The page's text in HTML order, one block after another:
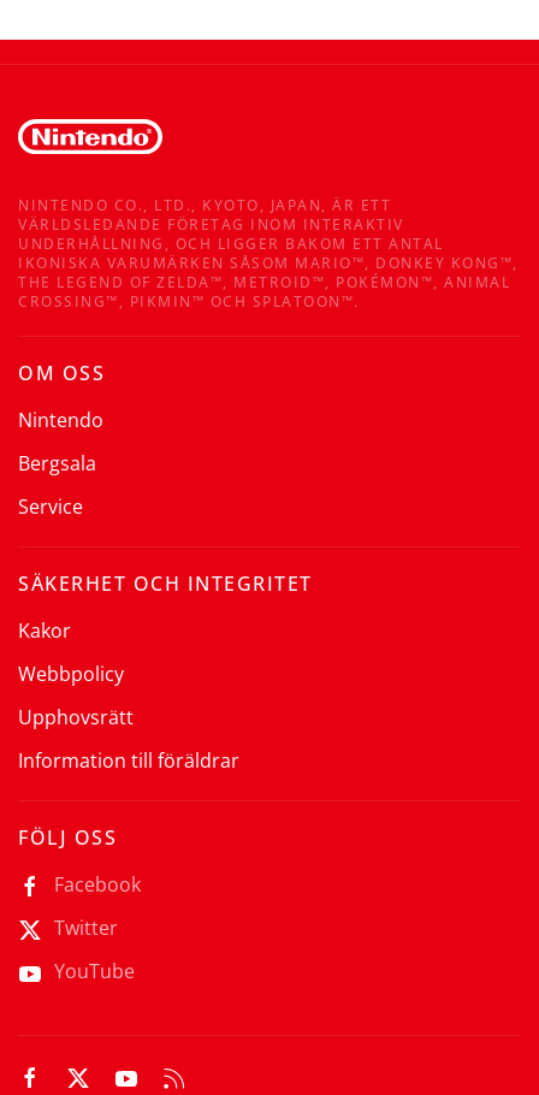
NINTENDO CO., LTD., KYOTO, JAPAN, ÄR ETT
VÄRLDSLEDANDE FÖRETAG INOM INTERAKTIV
UNDERHÅLLNING, OCH LIGGER BAKOM ETT ANTAL
IKONISKA VARUMÄRKEN SÅSOM MARIO™, DONKEY KONG™,
THE LEGEND OF ZELDA™, METROID™, POKÉMON™, ANIMAL
CROSSING™, PIKMIN™ OCH SPLATOON™.
OM OSS
Nintendo
Bergsala
Service
SÄKERHET OCH INTEGRITET
Kakor
Webbpolicy
Upphovsrätt
Information till föräldrar
FÖLJ OSS
Facebook
Twitter
YouTube